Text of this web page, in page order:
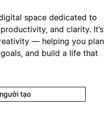
space dedicated to
and clarity. It’s
— helping you plan
and build a life that
tạo